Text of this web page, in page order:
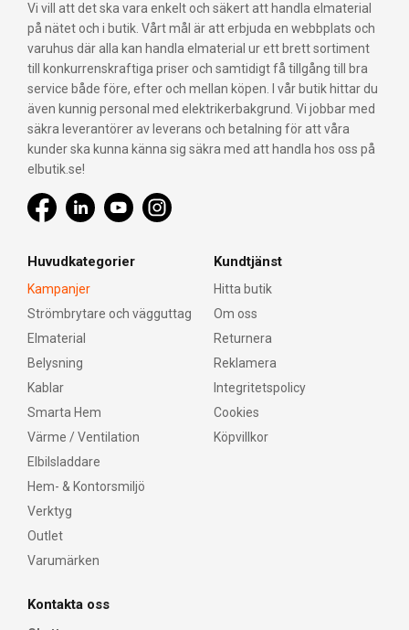
Vi vill att det ska vara enkelt och säkert att handla elmaterial
på nätet och i butik. Vårt mål är att erbjuda en webbplats och
varuhus där alla kan handla elmaterial ur ett brett sortiment
till konkurrenskraftiga priser och samtidigt få tillgång till bra
service både före, efter och mellan köpen. I vår butik hittar du
även kunnig personal med elektrikerbakgrund. Vi jobbar med
säkra leverantörer av leverans och betalning för att våra
kunder ska kunna känna sig säkra med att handla hos oss på
elbutik.se!
Huvudkategorier
Kampanjer
Strömbrytare och vägguttag
Elmaterial
Belysning
Kablar
Smarta Hem
Värme / Ventilation
Elbilsladdare
Hem- & Kontorsmiljö
Verktyg
Outlet
Varumärken
Kundtjänst
Hitta butik
Om oss
Returnera
Reklamera
Integritetspolicy
Cookies
Köpvillkor
Kontakta oss